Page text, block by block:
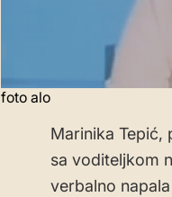
foto alo
Marinika Tepić,
sa voditeljkom
verbalno